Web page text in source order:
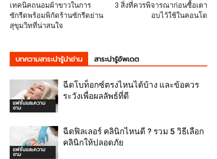
เทคนิคถนอมผ้าขาวในการ
ซักรีดพร้อมพิกัดร้านซักรีดย่าน
สุขุมวิทที่น่าสนใจ
3 สิ่งที่ควรพิจารณาก่อนซื้อเตา
อบไว้ใช้ในคอนโด
บทความสาระน่ารู้น่าอ่าน สาระน่ารู้อัพเดต
แฟชั่นและความ
งาม
ฉีดโบท็อกซ์ตรงไหนได้บ้าง และข้อควร
ระวังเพื่อผลลัพธ์ที่ดี
แฟชั่นและความ
งาม
ฉีดฟิลเลอร์ คลินิกไหนดี ? รวม 5 วิธีเลือก
คลินิกให้ปลอดภัย